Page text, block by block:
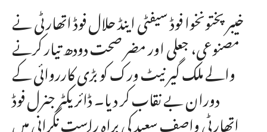
خیبرپختونخوا فوڈ سیفٹی اینڈ حلال فوڈ اتھارٹی نے
مصنوعی، جعلی اور مضر صحت دودھ تیار کرنے
والے ملک گیر نیٹ ورک کو بڑی کارروائی کے
دوران بے نقاب کر دیا۔ ڈائریکٹر جنرل فوڈ
اتھارٹی واصف سعید کی براہِ راست نگرانی میں